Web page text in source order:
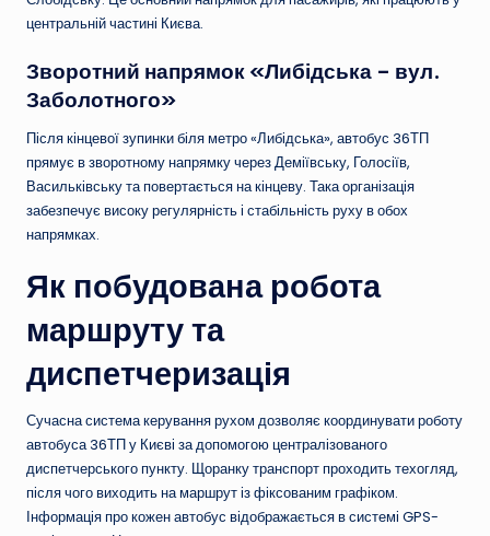
центральній частині Києва.
Зворотний напрямок «Либідська – вул.
Заболотного»
Після кінцевої зупинки біля метро «Либідська», автобус 36ТП
прямує в зворотному напрямку через Деміївську, Голосіїв,
Васильківську та повертається на кінцеву. Така організація
забезпечує високу регулярність і стабільність руху в обох
напрямках.
Як побудована робота
маршруту та
диспетчеризація
Сучасна система керування рухом дозволяє координувати роботу
автобуса 36ТП у Києві за допомогою централізованого
диспетчерського пункту. Щоранку транспорт проходить техогляд,
після чого виходить на маршрут із фіксованим графіком.
Інформація про кожен автобус відображається в системі GPS-